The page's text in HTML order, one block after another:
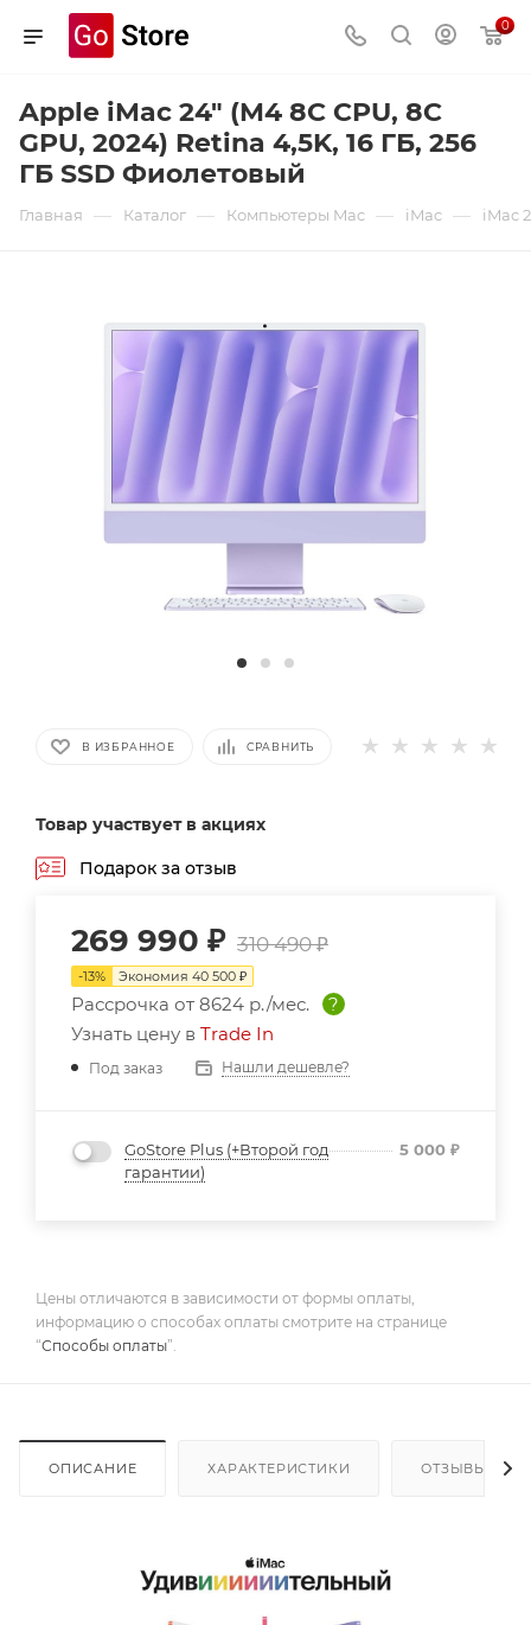
0
Apple iMac 24" (M4 8C CPU, 8C
GPU, 2024) Retina 4,5K, 16 ГБ, 256
ГБ SSD Фиолетовый
Главная — Каталог — Компьютеры Mac — iMac — iMac
В ИЗБРАННОЕ СРАВНИТЬ
Товар участвует в акциях
Подарок за отзыв
269 990 ₽ 310 490₽
-13% Экономия 40 500 ₽
Рассрочка от 8624 р./мес.
?
Узнать цену в Trade In
Под заказ Нашли дешевле?
GoStore Plus (+Второй год
гарантии)
5 000 ₽
Цены отличаются в зависимости от формы оплаты,
информацию о способах оплаты смотрите на странице
“Способы оплаты”.
ОПИСАНИЕ ХАРАКТЕРИСТИКИ ОТЗЫВЫ